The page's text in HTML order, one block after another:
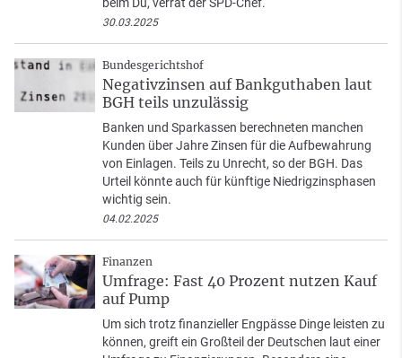
30.03.2025
Bundesgerichtshof
Negativzinsen auf Bankguthaben laut
BGH teils unzulässig
Banken und Sparkassen berechneten manchen
Kunden über Jahre Zinsen für die Aufbewahrung
von Einlagen. Teils zu Unrecht, so der BGH. Das
Urteil könnte auch für künftige Niedrigzinsphasen
wichtig sein.
04.02.2025
Finanzen
Umfrage: Fast 40 Prozent nutzen Kauf
auf Pump
Um sich trotz finanzieller Engpässe Dinge leisten zu
können, greift ein Großteil der Deutschen laut einer